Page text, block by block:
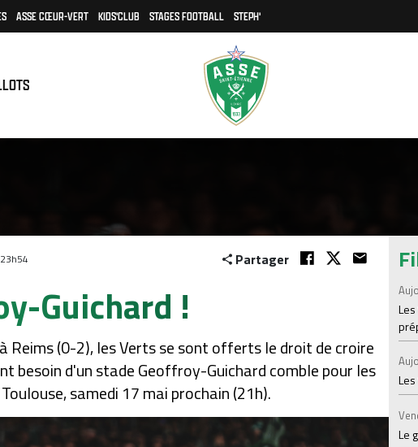
ASSE CŒUR-VERT KIDS'CLUB STAGES FOOTBALL STEPH'
Partager
Guichard !
Reims (0-2), les Verts se sont offerts le droit de croire
besoin d'un stade Geoffroy-Guichard comble pour les
samedi 17 mai prochain (21h).
Le